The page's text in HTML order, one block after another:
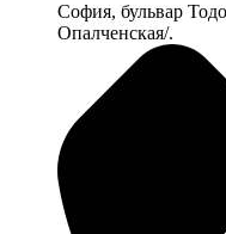
София, бульвар
Опалченская/.